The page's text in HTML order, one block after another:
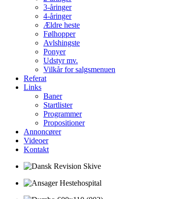
3-åringer
4-åringer
Ældre heste
Følhopper
Avlshingste
Ponyer
Udstyr mv.
Vilkår for salgsmenuen
Referat
Links
Baner
Startlister
Programmer
Propositioner
Annoncører
Videoer
Kontakt